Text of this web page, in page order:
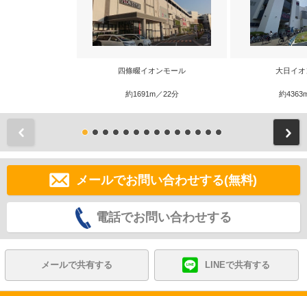
四條畷イオンモール
約1691m／22分
大日イ
約
メールでお問い合わせする(無料)
電話でお問い合わせする
メールで共有する LINEで共有する